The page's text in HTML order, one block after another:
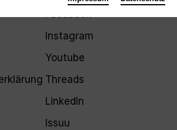
Facebook
Instagram
Youtube
Threads
LinkedIn
Issuu